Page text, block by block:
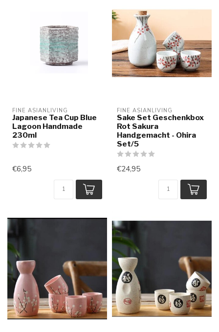
FINE ASIANLIVING
Japanese Tea Cup Blue
Lagoon Handmade
230ml
€6,95
FINE ASIANLIVING
Sake Set Geschenkbox
Rot Sakura
Handgemacht - Ohira
Set/5
€24,95